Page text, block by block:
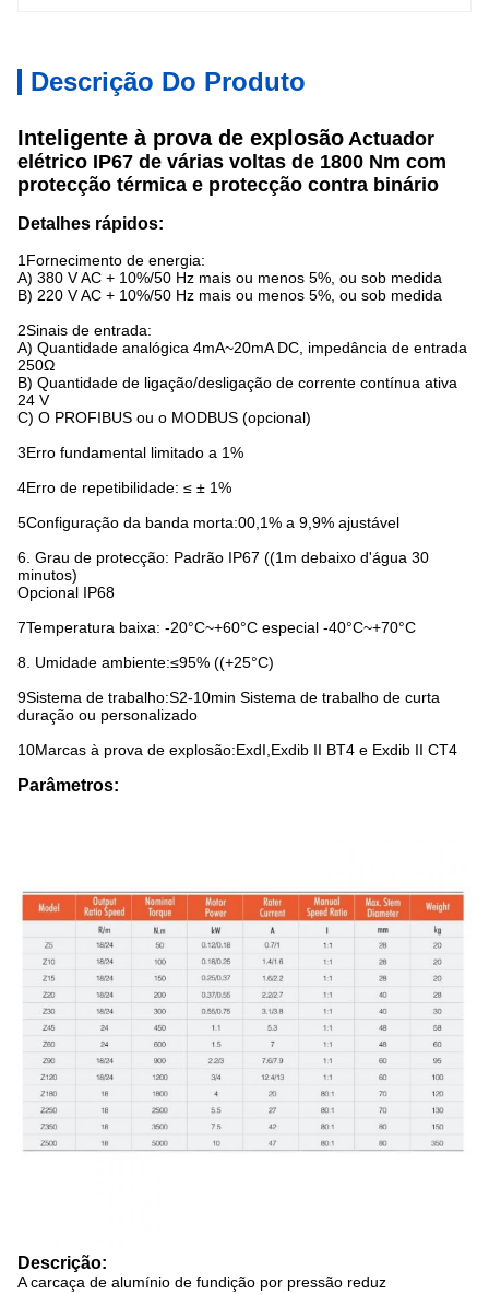
Descrição Do Produto
Inteligente à prova de explosão Actuador
elétrico IP67 de várias voltas de 1800 Nm com
protecção térmica e protecção contra binário
Detalhes rápidos:
1Fornecimento de energia:
A) 380 V AC + 10%/50 Hz mais ou menos 5%, ou sob medida
B) 220 V AC + 10%/50 Hz mais ou menos 5%, ou sob medida
2Sinais de entrada:
A) Quantidade analógica 4mA~20mA DC, impedância de entrada
250Ω
B) Quantidade de ligação/desligação de corrente contínua ativa
24 V
C) O PROFIBUS ou o MODBUS (opcional)
3Erro fundamental limitado a 1%
4Erro de repetibilidade: ≤ ± 1%
5Configuração da banda morta:00,1% a 9,9% ajustável
6. Grau de protecção: Padrão IP67 ((1m debaixo d'água 30
minutos)
Opcional IP68
7Temperatura baixa: -20°C~+60°C especial -40°C~+70°C
8. Umidade ambiente:≤95% ((+25°C)
9Sistema de trabalho:S2-10min Sistema de trabalho de curta
duração ou personalizado
10Marcas à prova de explosão:ExdI,Exdib II BT4 e Exdib II CT4
Parâmetros:
Descrição:
A carcaça de alumínio de fundição por pressão reduz